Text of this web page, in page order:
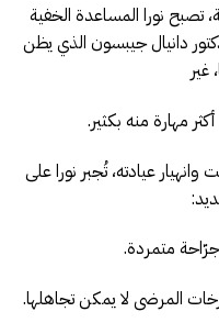
تصبح نورا المساعدة الخفية
دانيال جيبسون الذي يظن
غير
مهارة منه بكثير.
عيادته، تُجبر نورا على
متمردة.
المرضى لا يمكن تجاهلها.